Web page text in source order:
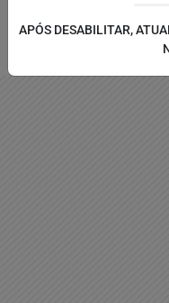
APÓS DESABILITAR,